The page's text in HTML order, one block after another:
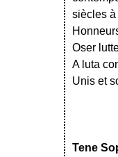
siècles à
Oser
A luta
Unis et
Tene